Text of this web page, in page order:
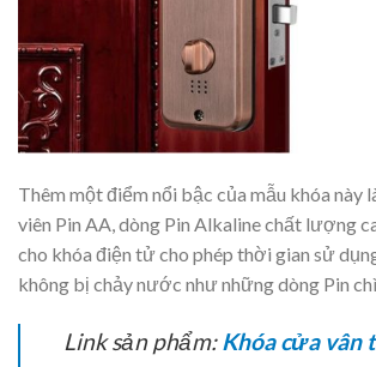
Thêm một điểm nổi bậc của mẫu khóa này
viên Pin AA, dòng Pin Alkaline chất lượng
cho khóa điện tử cho phép thời gian sử
không bị chảy nước như những dòng Pin chì
Link sản phẩm: Khóa cửa vân